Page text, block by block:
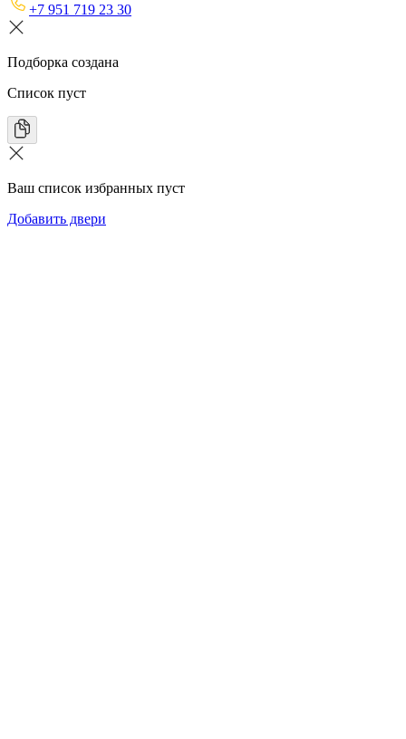
+7 951 719 23 30
Подборка создана
Список пуст
Ваш список избранных пуст
Добавить двери